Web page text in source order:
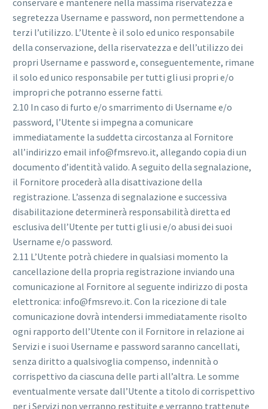
segretezza Username e password, non permettendone a
terzi l’utilizzo. L’Utente è il solo ed unico responsabile
della conservazione, della riservatezza e dell’utilizzo dei
propri Username e password e, conseguentemente, rimane
il solo ed unico responsabile per tutti gli usi propri e/o
impropri che potranno esserne fatti.
2.10 In caso di furto e/o smarrimento di Username e/o
password, l’Utente si impegna a comunicare
immediatamente la suddetta circostanza al Fornitore
all’indirizzo email info@fmsrevo.it, allegando copia di un
documento d’identità valido. A seguito della segnalazione,
il Fornitore procederà alla disattivazione della
registrazione. L’assenza di segnalazione e successiva
disabilitazione determinerà responsabilità diretta ed
esclusiva dell’Utente per tutti gli usi e/o abusi dei suoi
Username e/o password.
2.11 L’Utente potrà chiedere in qualsiasi momento la
cancellazione della propria registrazione inviando una
comunicazione al Fornitore al seguente indirizzo di posta
elettronica: info@fmsrevo.it. Con la ricezione di tale
comunicazione dovrà intendersi immediatamente risolto
ogni rapporto dell’Utente con il Fornitore in relazione ai
Servizi e i suoi Username e password saranno cancellati,
senza diritto a qualsivoglia compenso, indennità o
corrispettivo da ciascuna delle parti all’altra. Le somme
eventualmente versate dall’Utente a titolo di corrispettivo
per i Servizi non verranno restituite e verranno trattenute